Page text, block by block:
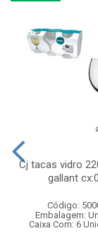
Cj tacas vidro
gallant
Código:
Embalagem:
Caixa Com: 6